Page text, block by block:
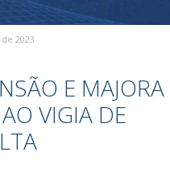
2023
E MAJORA
VIGIA DE